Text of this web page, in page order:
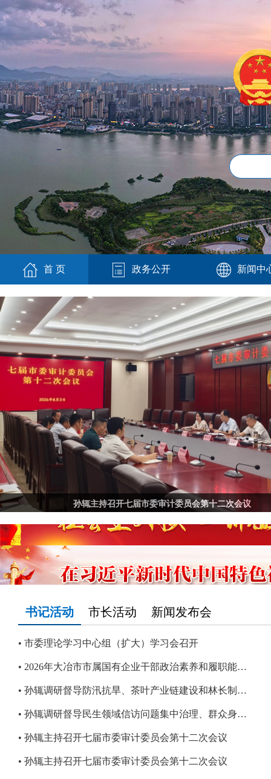
首 页 政务公开 新闻中
孙辄主持召开七届市委审计委员会第十二次会议
书记活动 市长活动 新闻发布会
市委理论学习中心组（扩大）学习会召开
2026年大冶市市属国有企业干部政治素养和履职能力提升培...
孙辄调研督导防汛抗旱、茶叶产业链建设和林长制工作
孙辄调研督导民生领域信访问题集中治理、群众身边不正之...
孙辄主持召开七届市委审计委员会第十二次会议
孙辄主持召开七届市委审计委员会第十二次会议